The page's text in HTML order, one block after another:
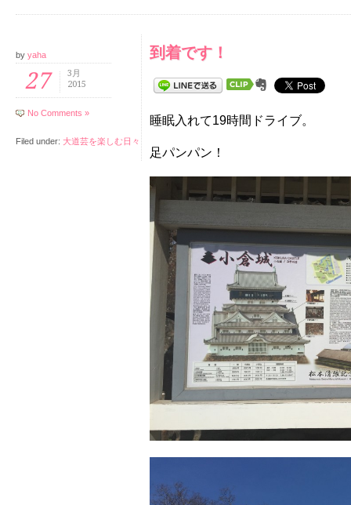
by yaha
27
3月
2015
No Comments »
Filed under: 大道芸を楽しむ日々
到着です！
睡眠入れて19時間ドライブ。
足パンパン！